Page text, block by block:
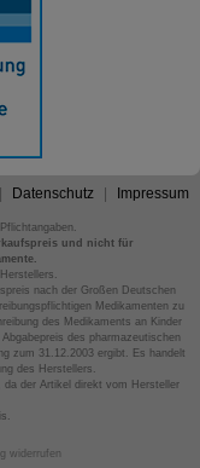
Datenschutz Impressum
und nicht für
nach der Großen Deutschen
Medikamenten zu
des Medikaments an Kinder
des pharmazeutischen
zum 31.12.2003 ergibt. Es handelt
des Herstellers.
der Artikel direkt vom Hersteller
widerrufen